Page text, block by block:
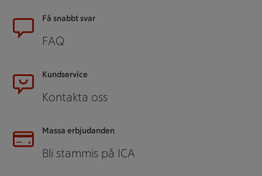
SidfotFå snabbt svar
FAQ
Kundservice
Kontakta oss
Massa erbjudanden
Bli stammis på ICA